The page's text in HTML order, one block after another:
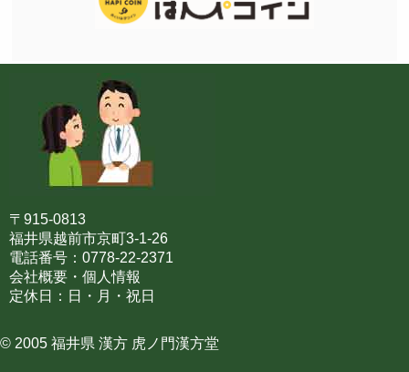
〒915-0813
福井県越前市京町3-1-26
電話番号：0778-22-2371
会社概要・個人情報
定休日：日・月・祝日
© 2005 福井県 漢方 虎ノ門漢方堂